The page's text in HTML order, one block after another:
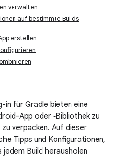
verwalten
auf bestimmte Builds
erstellen
in für Gradle bieten eine
App oder ‑Bibliothek zu
verpacken. Auf dieser
Tipps und Konfigurationen,
Build herausholen